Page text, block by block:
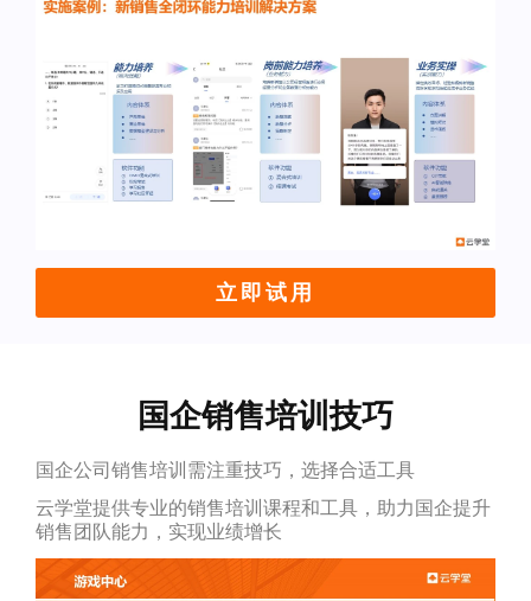
立即试用
国企销售培训技巧
国企公司销售培训需注重技巧，选择合适工具
云学堂提供专业的销售培训课程和工具，助力国企提升
销售团队能力，实现业绩增长